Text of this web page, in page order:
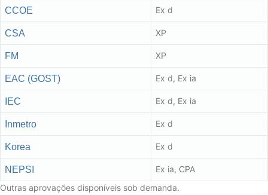
CCOE Ex d
CSA XP
FM XP
EAC (GOST) Ex d, Ex ia
IEC Ex d, Ex ia
Inmetro Ex d
Korea Ex d
NEPSI
Ex ia, CPA
Outras aprovações disponíveis sob demanda.